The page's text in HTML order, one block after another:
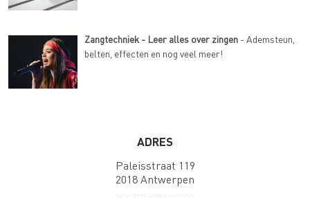
Zangtechniek - Leer alles over zingen - Ademsteun,
belten, effecten en nog veel meer!
ADRES
Paleisstraat 119
2018 Antwerpen